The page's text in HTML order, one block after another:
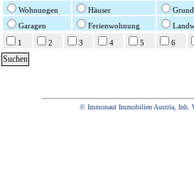
Wohnungen Häuser
Garagen
Ferienwohnung
1
2 3 4 5 6
© Immonaut Immobilien Austria, Inh.